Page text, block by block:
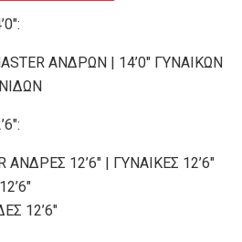
ΑΝΔΡΩΝ | 14’0″ ΓΥΝΑΙΚΩΝ
ΑΝΔΡΕΣ 12’6″ | ΓΥΝΑΙΚΕΣ 12’6″
12’6″